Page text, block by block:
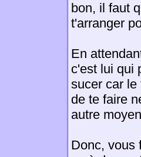
bon, il faut
t'arranger
En
c'est lui qui
sucer car le
de te faire
autre
Donc, vous